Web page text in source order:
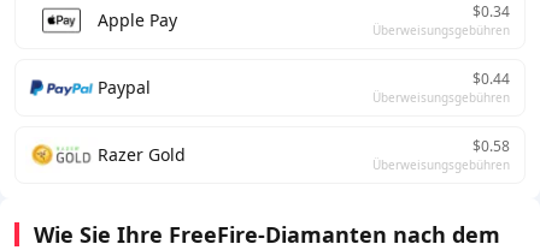
Apple Pay $0.34
Überweisungsgebühren
Paypal $0.44
Überweisungsgebühren
Razer Gold $0.58
Überweisungsgebühren
Wie Sie Ihre FreeFire-Diamanten nach dem